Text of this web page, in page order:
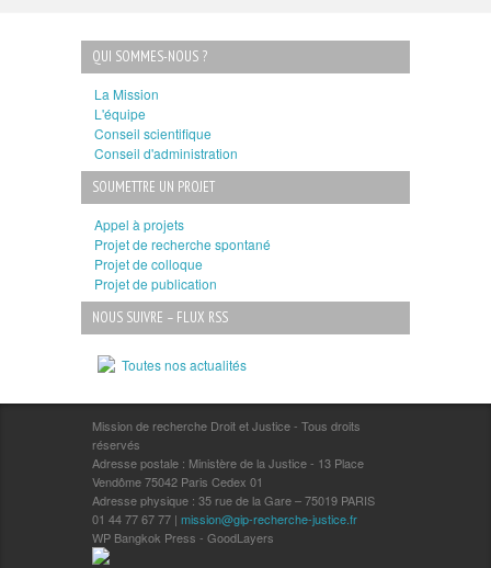
QUI SOMMES-NOUS ?
La Mission
L'équipe
Conseil scientifique
Conseil d'administration
SOUMETTRE UN PROJET
Appel à projets
Projet de recherche spontané
Projet de colloque
Projet de publication
NOUS SUIVRE – FLUX RSS
Toutes nos actualités
Mission de recherche Droit et Justice - Tous droits
réservés
Adresse postale : Ministère de la Justice - 13 Place
Vendôme 75042 Paris Cedex 01
Adresse physique : 35 rue de la Gare – 75019 PARIS
01 44 77 67 77 | mission@gip-recherche-justice.fr
WP Bangkok Press - GoodLayers